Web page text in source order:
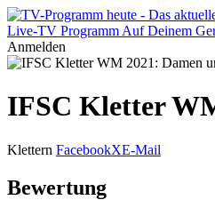
Live-TV Programm Auf Deinem
Anmelden
IFSC Kletter
Klettern FacebookXE-Mail
Bewertung